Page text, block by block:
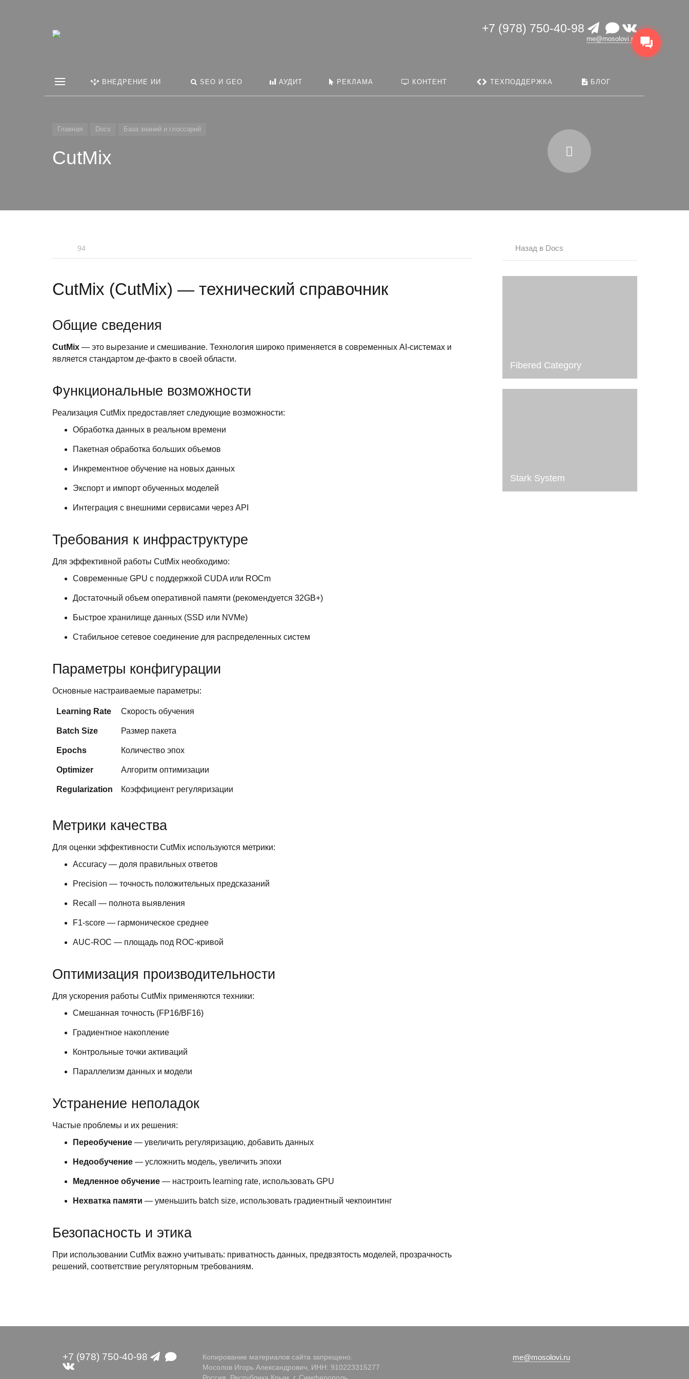
+7 (978) 750-40-98
me@mosolovi.ru
ВНЕДРЕНИЕ ИИ SEO И GEO АУДИТ РЕКЛАМА КОНТЕНТ ТЕХПОДДЕРЖКА БЛОГ
Главная Docs База знаний и глоссарий
CutMix
Назад в Docs
Fibered Category
Stark System
94
CutMix (CutMix) — технический справочник
Общие сведения
CutMix — это вырезание и смешивание. Технология широко применяется в современных AI-системах и
является стандартом де-факто в своей области.
Функциональные возможности
Реализация CutMix предоставляет следующие возможности:
Обработка данных в реальном времени
Пакетная обработка больших объемов
Инкрементное обучение на новых данных
Экспорт и импорт обученных моделей
Интеграция с внешними сервисами через API
Требования к инфраструктуре
Для эффективной работы CutMix необходимо:
Современные GPU с поддержкой CUDA или ROCm
Достаточный объем оперативной памяти (рекомендуется 32GB+)
Быстрое хранилище данных (SSD или NVMe)
Стабильное сетевое соединение для распределенных систем
Параметры конфигурации
Основные настраиваемые параметры:
Learning Rate Скорость обучения
Batch Size Размер пакета
Epochs Количество эпох
Optimizer Алгоритм оптимизации
Regularization Коэффициент регуляризации
Метрики качества
Для оценки эффективности CutMix используются метрики:
Accuracy — доля правильных ответов
Precision — точность положительных предсказаний
Recall — полнота выявления
F1-score — гармоническое среднее
AUC-ROC — площадь под ROC-кривой
Оптимизация производительности
Для ускорения работы CutMix применяются техники:
Смешанная точность (FP16/BF16)
Градиентное накопление
Контрольные точки активаций
Параллелизм данных и модели
Устранение неполадок
Частые проблемы и их решения:
Переобучение — увеличить регуляризацию, добавить данных
Недообучение — усложнить модель, увеличить эпохи
Медленное обучение — настроить learning rate, использовать GPU
Нехватка памяти — уменьшить batch size, использовать градиентный чекпоинтинг
Безопасность и этика
При использовании CutMix важно учитывать: приватность данных, предвзятость моделей, прозрачность
решений, соответствие регуляторным требованиям.
+7 (978) 750-40-98
Копирование материалов сайта запрещено.
Мосолов Игорь Александрович, ИНН: 910223315277
me@mosolovi.ru